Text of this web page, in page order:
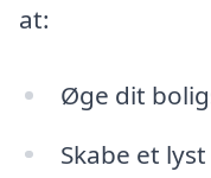
at:
Øge dit
Skabe et